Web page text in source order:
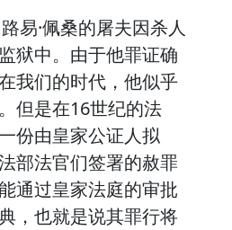
易·佩桑的屠夫因杀人
狱中。由于他罪证确
我们的时代，他似乎
但是在16世纪的法
份由皇家公证人拟
部法官们签署的赦罪
通过皇家法庭的审批
，也就是说其罪行将